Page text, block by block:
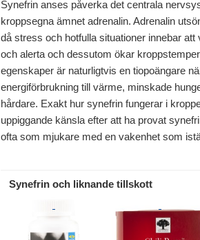
Synefrin anses påverka det centrala
kroppsegna ämnet adrenalin. Adrenalin
då stress och hotfulla situationer innebar
och alerta och dessutom ökar
egenskaper är naturligtvis en tiopoängare
energiförbrukning till värme, minskade
hårdare. Exakt hur synefrin fungerar i
uppiggande känsla efter att ha provat
ofta som mjukare med en vakenhet som
Synefrin och liknande tillskott